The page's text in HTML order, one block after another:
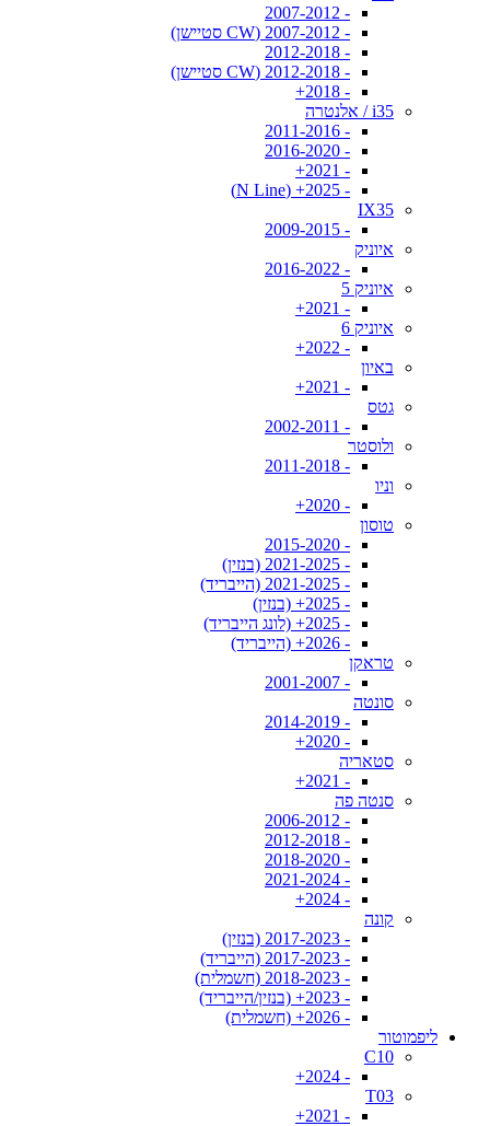
- 2007-2012
- 2007-2012 (CW סטיישן)
- 2012-2018
- 2012-2018 (CW סטיישן)
- 2018+
i35 / אלנטרה
- 2011-2016
- 2016-2020
- 2021+
- 2025+ (N Line)
IX35
- 2009-2015
איוניק
- 2016-2022
איוניק 5
- 2021+
איוניק 6
- 2022+
באיון
- 2021+
גטס
- 2002-2011
ולוסטר
- 2011-2018
וניו
- 2020+
טוסון
- 2015-2020
- 2021-2025 (בנזין)
- 2021-2025 (הייבריד)
- 2025+ (בנזין)
- 2025+ (לונג הייבריד)
- 2026+ (הייבריד)
טראקן
- 2001-2007
סונטה
- 2014-2019
- 2020+
סטאריה
- 2021+
סנטה פה
- 2006-2012
- 2012-2018
- 2018-2020
- 2021-2024
- 2024+
קונה
- 2017-2023 (בנזין)
- 2017-2023 (הייבריד)
- 2018-2023 (חשמלית)
- 2023+ (בנזין/הייבריד)
- 2026+ (חשמלית)
ליפמוטור
C10
- 2024+
T03
- 2021+